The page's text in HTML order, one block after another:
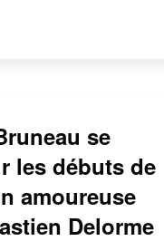
se
les débuts de
amoureuse
Delorme